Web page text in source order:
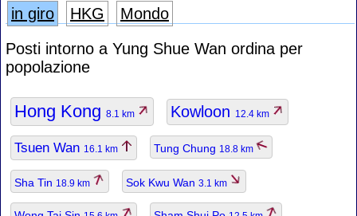
in giro HKG
Mondo
Posti intorno a Yung Shue Wan ordina per
popolazione
Hong Kong 8.1 km Kowloon 12.4 km
Tsuen Wan 16.1 km Tung Chung 18.8 km
Sha Tin 18.9 km Sok Kwu Wan 3.1 km